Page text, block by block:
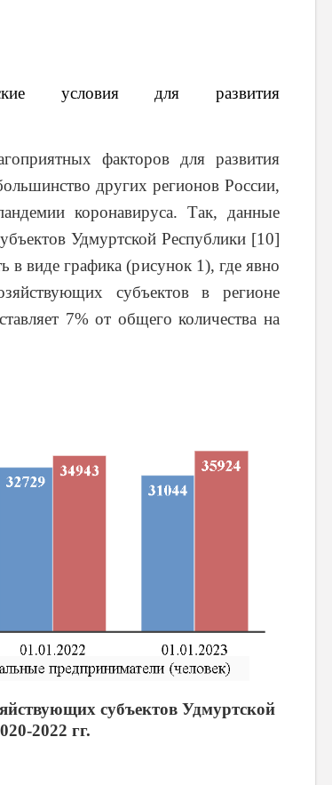
условия для развития
факторов для развития
других регионов России,
коронавируса. Так, данные
Удмуртской Республики [10]
в виде графика (рисунок 1), где явно
субъектов в регионе
7% от общего количества на
субъектов Удмуртской
2022 гг.